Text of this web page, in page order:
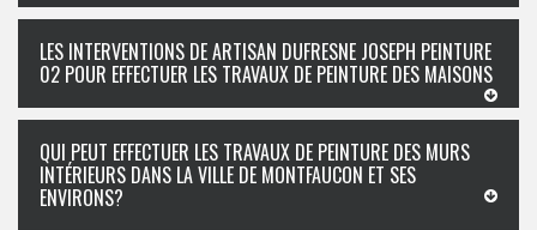
LES INTERVENTIONS DE ARTISAN DUFRESNE JOSEPH PEINTURE
02 POUR EFFECTUER LES TRAVAUX DE PEINTURE DES MAISONS
QUI PEUT EFFECTUER LES TRAVAUX DE PEINTURE DES MURS
INTÉRIEURS DANS LA VILLE DE MONTFAUCON ET SES
ENVIRONS?